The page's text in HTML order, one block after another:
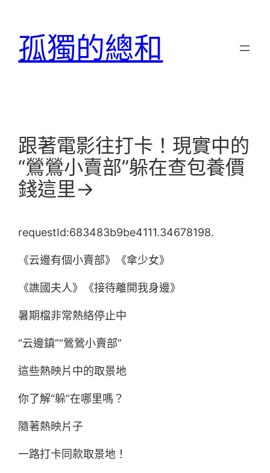
孤獨的總和
跟著電影往打卡！現實中的
“鶯鶯小賣部”躲在查包養價
錢這里→
requestId:683483b9be4111.34678198.
《云邊有個小賣部》《傘少女》
《譙國夫人》《接待離開我身邊》
暑期檔非常熱絡停止中
“云邊鎮”“鶯鶯小賣部”
這些熱映片中的取景地
你了解“躲”在哪里嗎？
隨著熱映片子
一路打卡同款取景地！